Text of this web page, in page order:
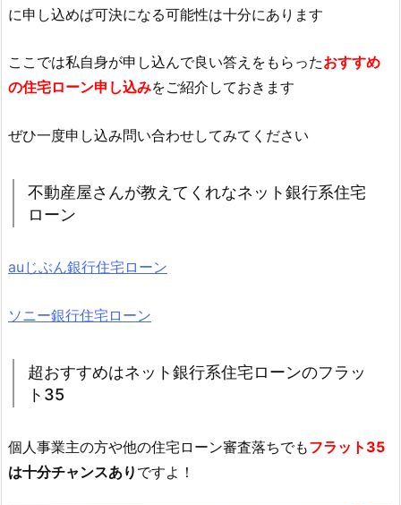
に申し込めば可決になる可能性は十分にあります
ここでは私自身が申し込んで良い答えをもらったおすすめ
の住宅ローン申し込みをご紹介しておきます
ぜひ一度申し込み問い合わせしてみてください
不動産屋さんが教えてくれなネット銀行系住宅
ローン
auじぶん銀行住宅ローン
ソニー銀行住宅ローン
超おすすめはネット銀行系住宅ローンのフラッ
ト35
個人事業主の方や他の住宅ローン審査落ちでもフラット35
は十分チャンスあり ですよ！